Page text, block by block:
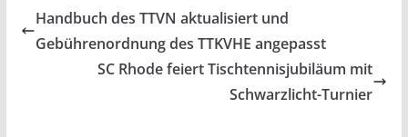
Handbuch des TTVN aktualisiert und
Gebührenordnung des TTKVHE angepasst
SC Rhode feiert Tischtennisjubiläum mit
Schwarzlicht-Turnier